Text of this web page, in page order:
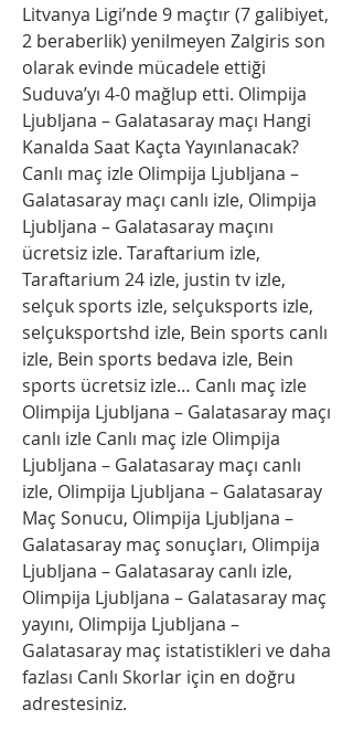
Litvanya Ligi’nde 9 maçtır (7 galibiyet,
2 beraberlik) yenilmeyen Zalgiris son
olarak evinde mücadele ettiği
Suduva’yı 4-0 mağlup etti. Olimpija
Ljubljana – Galatasaray maçı Hangi
Kanalda Saat Kaçta Yayınlanacak?
Canlı maç izle Olimpija Ljubljana –
Galatasaray maçı canlı izle, Olimpija
Ljubljana – Galatasaray maçını
ücretsiz izle. Taraftarium izle,
Taraftarium 24 izle, justin tv izle,
selçuk sports izle, selçuksports izle,
selçuksportshd izle, Bein sports canlı
izle, Bein sports bedava izle, Bein
sports ücretsiz izle… Canlı maç izle
Olimpija Ljubljana – Galatasaray maçı
canlı izle Canlı maç izle Olimpija
Ljubljana – Galatasaray maçı canlı
izle, Olimpija Ljubljana – Galatasaray
Maç Sonucu, Olimpija Ljubljana –
Galatasaray maç sonuçları, Olimpija
Ljubljana – Galatasaray canlı izle,
Olimpija Ljubljana – Galatasaray maç
yayını, Olimpija Ljubljana –
Galatasaray maç istatistikleri ve daha
fazlası Canlı Skorlar için en doğru
adrestesiniz.